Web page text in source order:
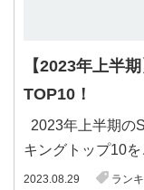
【2023年上半
TOP10！
2023年上半期の
キングトップ10
2023.08.29 ラン